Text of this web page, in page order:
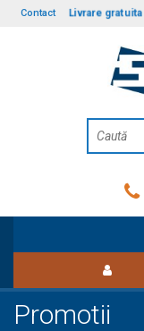
Contact Livrare gratuita
Promotii